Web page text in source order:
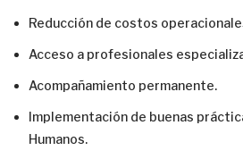
Reducción de costos
Acceso a profesionales
Acompañamiento permanente.
Implementación de buenas
Humanos.